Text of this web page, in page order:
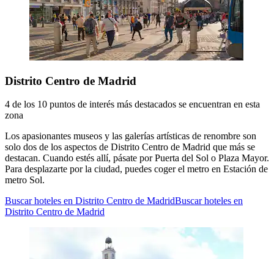
Distrito Centro de Madrid
4 de los 10 puntos de interés más destacados se encuentran en esta
zona
Los apasionantes museos y las galerías artísticas de renombre son
solo dos de los aspectos de Distrito Centro de Madrid que más se
destacan. Cuando estés allí, pásate por Puerta del Sol o Plaza Mayor.
Para desplazarte por la ciudad, puedes coger el metro en Estación de
metro Sol.
Buscar hoteles en Distrito Centro de MadridBuscar hoteles en
Distrito Centro de Madrid